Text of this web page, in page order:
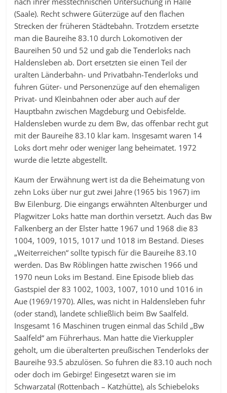
(Saale). Recht schwere Güterzüge auf den flachen
Strecken der früheren Städtebahn. Trotzdem ersetzte
man die Baureihe 83.10 durch Lokomotiven der
Baureihen 50 und 52 und gab die Tenderloks nach
Haldensleben ab. Dort ersetzten sie einen Teil der
uralten Länderbahn- und Privatbahn-Tenderloks und
fuhren Güter- und Personenzüge auf den ehemaligen
Privat- und Kleinbahnen oder aber auch auf der
Hauptbahn zwischen Magdeburg und Oebisfelde.
Haldensleben wurde zu dem Bw, das offenbar recht gut
mit der Baureihe 83.10 klar kam. Insgesamt waren 14
Loks dort mehr oder weniger lang beheimatet. 1972
wurde die letzte abgestellt.
Kaum der Erwähnung wert ist da die Beheimatung von
zehn Loks über nur gut zwei Jahre (1965 bis 1967) im
Bw Eilenburg. Die eingangs erwähnten Altenburger und
Plagwitzer Loks hatte man dorthin versetzt. Auch das Bw
Falkenberg an der Elster hatte 1967 und 1968 die 83
1004, 1009, 1015, 1017 und 1018 im Bestand. Dieses
„Weiterreichen“ sollte typisch für die Baureihe 83.10
werden. Das Bw Röblingen hatte zwischen 1966 und
1970 neun Loks im Bestand. Eine Episode blieb das
Gastspiel der 83 1002, 1003, 1007, 1010 und 1016 in
Aue (1969/1970). Alles, was nicht in Haldensleben fuhr
(oder stand), landete schließlich beim Bw Saalfeld.
Insgesamt 16 Maschinen trugen einmal das Schild „Bw
Saalfeld“ am Führerhaus. Man hatte die Vierkuppler
geholt, um die überalterten preußischen Tenderloks der
Baureihe 93.5 abzulösen. So fuhren die 83.10 auch noch
oder doch im Gebirge! Eingesetzt waren sie im
Schwarzatal (Rottenbach – Katzhütte), als Schiebeloks